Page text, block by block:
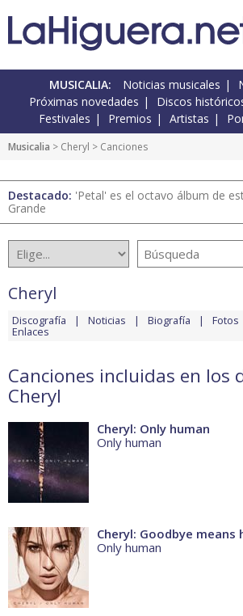
MUSICALIA: Noticias musicales
Próximas novedades
Discos
Festivales
Premios Artistas
Musicalia > Cheryl > Canciones
Destacado: 'Petal' es el octavo álbum de
Grande
Cheryl
Discografía Noticias Biografía Fotos
Enlaces
Canciones incluidas en los
Cheryl
Cheryl: Only human
Only human
Cheryl: Goodbye means
Only human